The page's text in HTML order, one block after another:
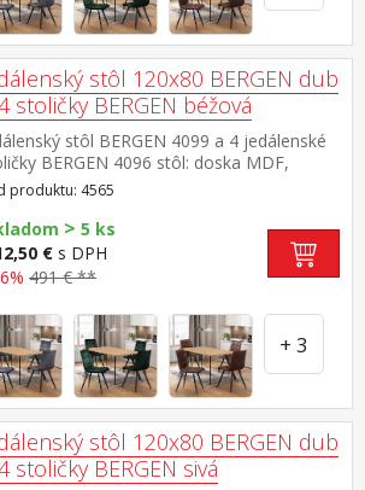
stôl 120x80 BERGEN dub
stoličky BERGEN béžová
stôl BERGEN 4099 a 4 jedálenské
BERGEN 4096 stôl: doska MDF,
prevedenie dub kovová konštrukcia,
prevedenie čierna stolička: textilný
farebné prevedenie béžová kovová
farebné prevedenie čierna výška
stoličky 49,5 cm rozmer stola (š/h/v) 120
produktu: 4565
> 5 ks
€ s DPH
491 € **
+ 3
stôl 120x80 BERGEN dub
stoličky BERGEN sivá